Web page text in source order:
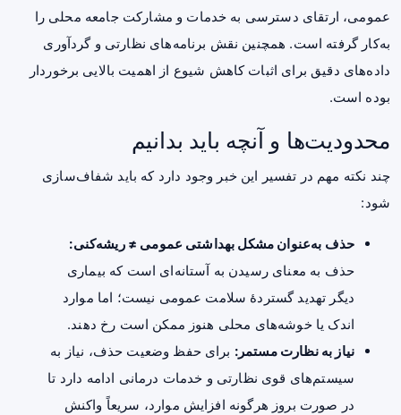
عمومی، ارتقای دسترسی به خدمات و مشارکت جامعه محلی را
به‌کار گرفته است. همچنین نقش برنامه‌های نظارتی و گردآوری
داده‌های دقیق برای اثبات کاهش شیوع از اهمیت بالایی برخوردار
بوده است.
محدودیت‌ها و آنچه باید بدانیم
چند نکته مهم در تفسیر این خبر وجود دارد که باید شفاف‌سازی
شود:
حذف به‌عنوان مشکل بهداشتی عمومی ≠ ریشه‌کنی:
حذف به معنای رسیدن به آستانه‌ای است که بیماری
دیگر تهدید گستردهٔ سلامت عمومی نیست؛ اما موارد
اندک یا خوشه‌های محلی هنوز ممکن است رخ دهند.
نیاز به نظارت مستمر: برای حفظ وضعیت حذف، نیاز به
سیستم‌های قوی نظارتی و خدمات درمانی ادامه دارد تا
در صورت بروز هرگونه افزایش موارد، سریعاً واکنش